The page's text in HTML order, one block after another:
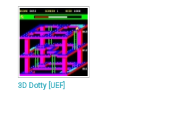
3D Dotty [UEF]